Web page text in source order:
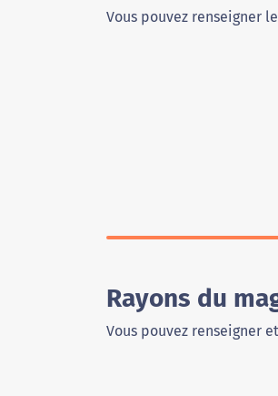
Vous pouvez renseigner
Rayons du
Vous pouvez renseigner